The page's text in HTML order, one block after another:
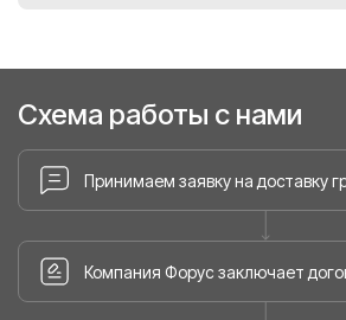
Схема работы с нами
Принимаем заявку на доставку
Компания Форус заключает